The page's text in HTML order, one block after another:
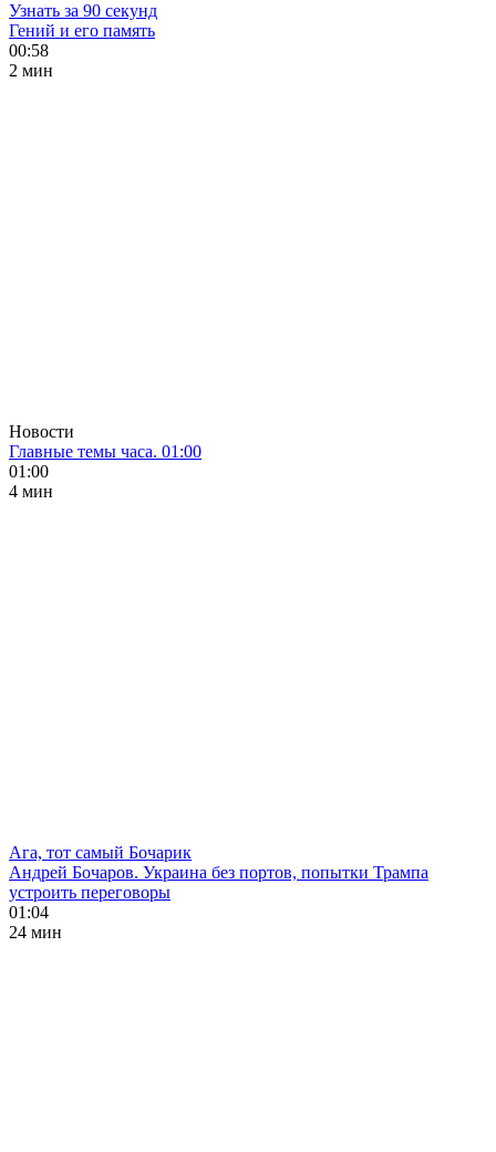
Узнать за 90 секунд
Гений и его память
00:58
2 мин
Новости
Главные темы часа. 01:00
01:00
4 мин
Ага, тот самый Бочарик
Андрей Бочаров. Украина без портов, попытки Трампа
устроить переговоры
01:04
24 мин